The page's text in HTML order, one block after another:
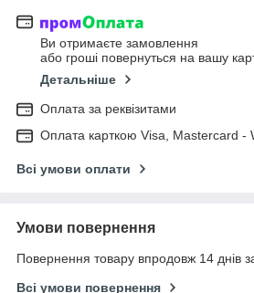
Ви отримаєте замовлення
або гроші повернуться на вашу
Детальніше
Оплата за реквізитами
Оплата карткою Visa, Mastercard -
Всі умови оплати
Умови повернення
Повернення товару впродовж 14 днів
Всі умови повернення